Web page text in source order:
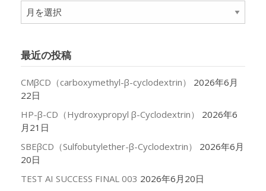
ア
ー
ブ
最近の投稿
CMβCD（carboxymethyl-β-cyclodextrin）
2026年6月
22日
HP-β-CD（Hydroxypropyl β-Cyclodextrin）
2026年6
月21日
SBEβCD（Sulfobutylether-β-Cyclodextrin）
2026年6月
20日
TEST AI SUCCESS FINAL 003 2026年6月20日